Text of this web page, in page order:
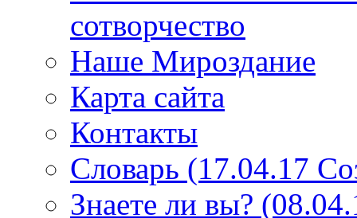
сотворчество
Наше Мироздание
Карта сайта
Контакты
Словарь (17.04.17
Знаете ли вы?